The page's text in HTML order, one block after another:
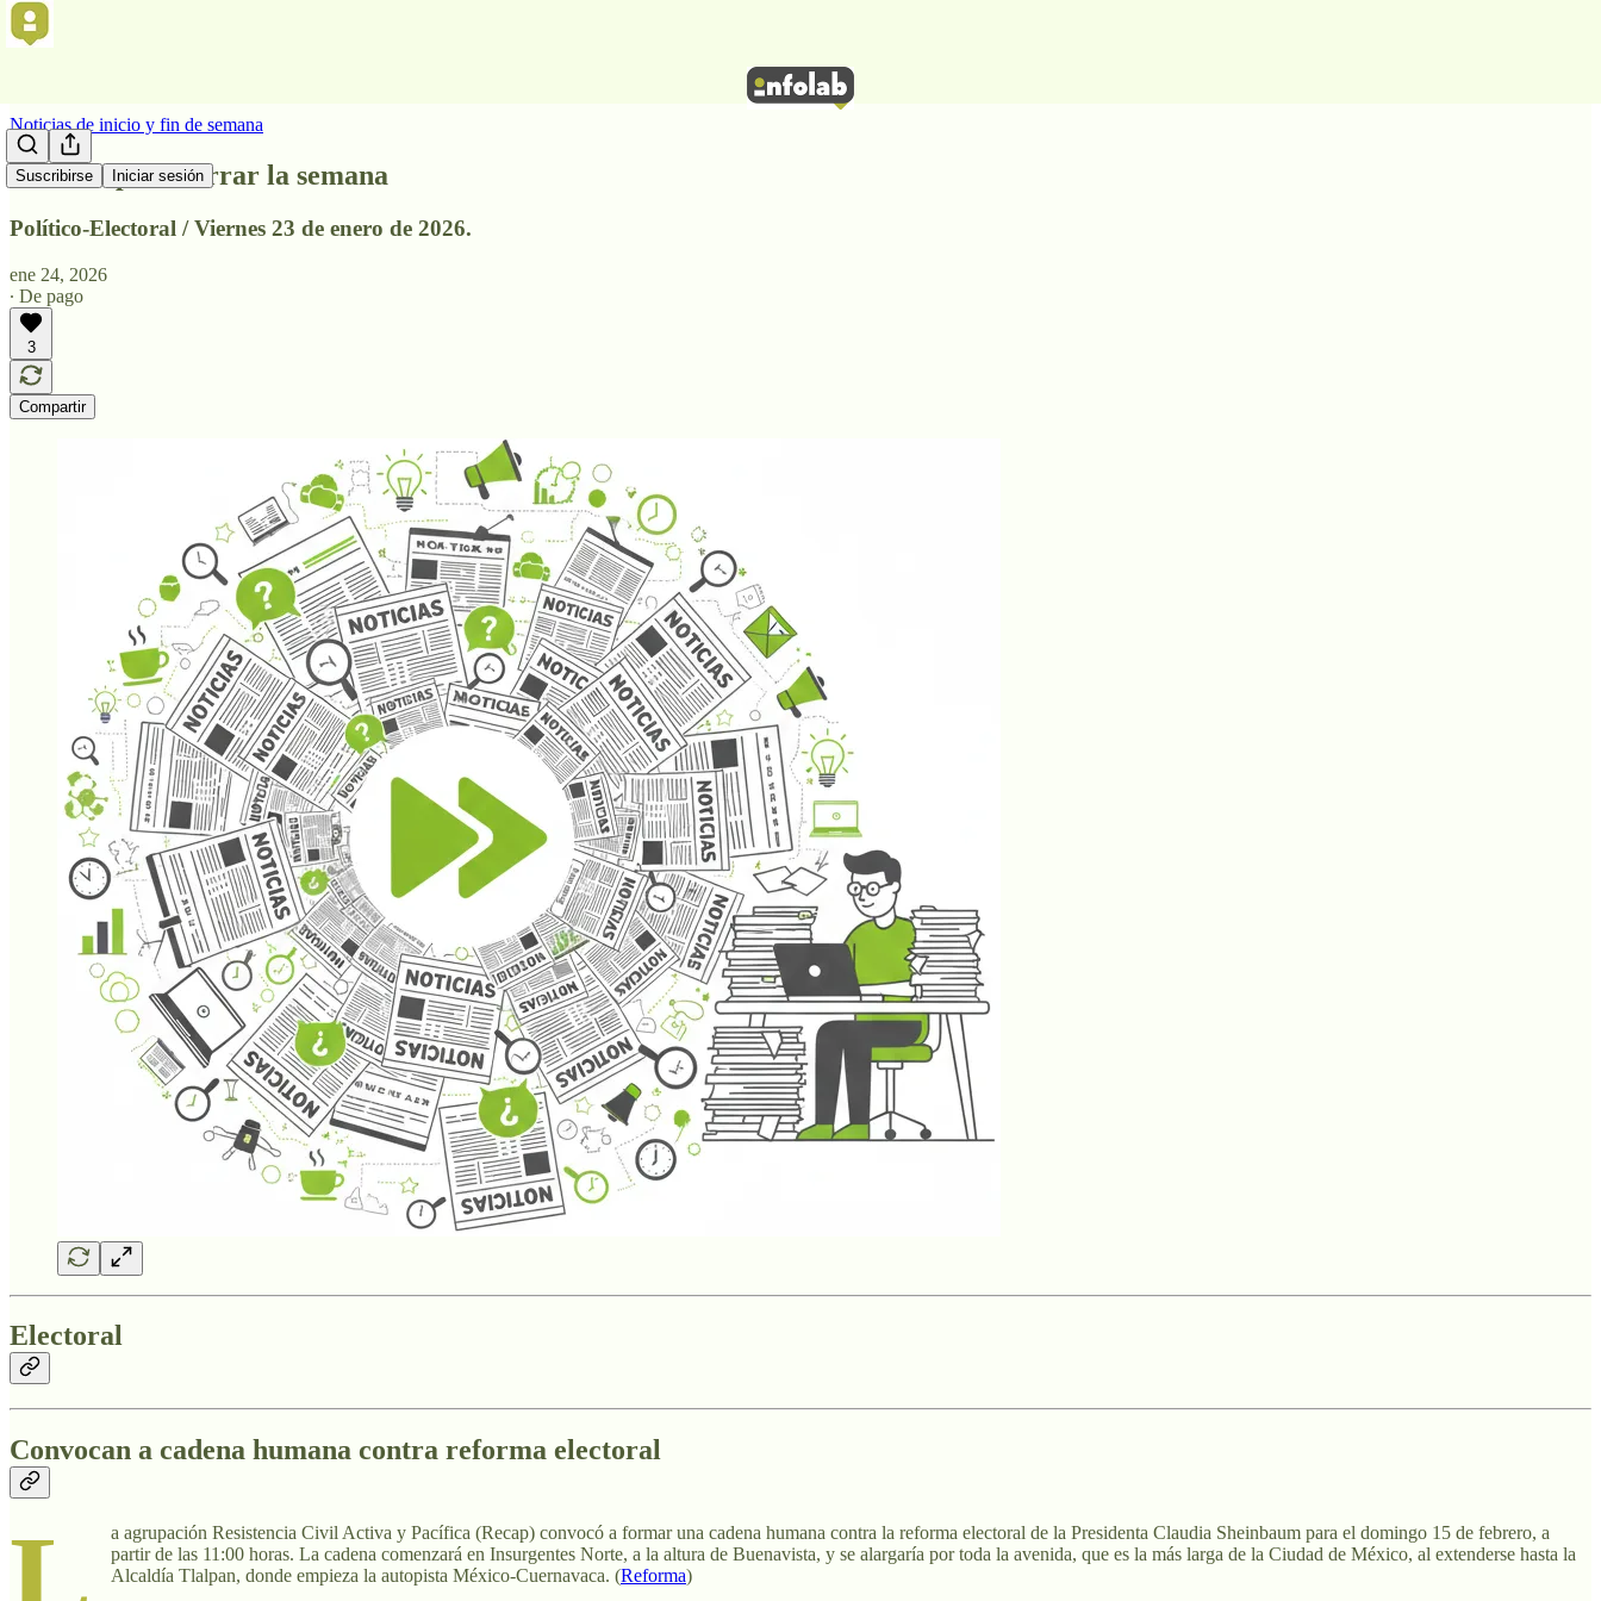
Suscribirse Iniciar sesión
Noticias de inicio y fin de semana
Noticias para cerrar la semana
Político-Electoral / Viernes 23 de enero de 2026.
ene 24, 2026
∙ De pago
3
Compartir
Electoral
Convocan a cadena humana contra reforma electoral
a agrupación Resistencia Civil Activa y Pacífica (Recap) convocó a formar una cadena humana contra la reforma electoral de la Presidenta Claudia Sheinbaum para el domingo 15 de febrero, a
partir de las 11:00 horas. La cadena comenzará en Insurgentes Norte, a la altura de Buenavista, y se alargaría por toda la avenida, que es la más larga de la Ciudad de México, al extenderse hasta la
Alcaldía Tlalpan, donde empieza la autopista México-Cuernavaca. (Reforma)